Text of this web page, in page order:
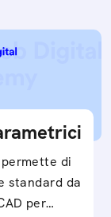
di
standard da
per…